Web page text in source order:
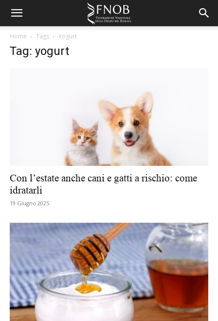
Home Tags Yogurt
Tag: yogurt
Con l’estate anche cani e gatti a rischio: come
idratarli
19 Giugno 2025